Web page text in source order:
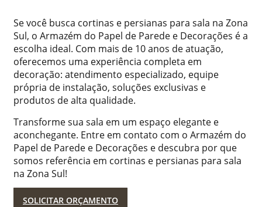
Se você busca cortinas e persianas para sala na Zona
Sul, o Armazém do Papel de Parede e Decorações é a
escolha ideal. Com mais de 10 anos de atuação,
oferecemos uma experiência completa em
decoração: atendimento especializado, equipe
própria de instalação, soluções exclusivas e
produtos de alta qualidade.
Transforme sua sala em um espaço elegante e
aconchegante. Entre em contato com o Armazém do
Papel de Parede e Decorações e descubra por que
somos referência em cortinas e persianas para sala
na Zona Sul!
SOLICITAR ORÇAMENTO